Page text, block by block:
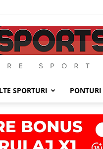
SPORTURI